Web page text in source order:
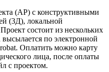
(АР) с конструктивными
(3Д), локальной
состоит из нескольких
высылается по электронной
Оплатить можно карту
лица, после оплаты
с проектом.